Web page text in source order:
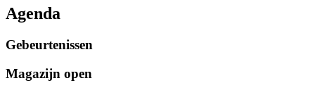
Agenda
Gebeurtenissen
Magazijn open